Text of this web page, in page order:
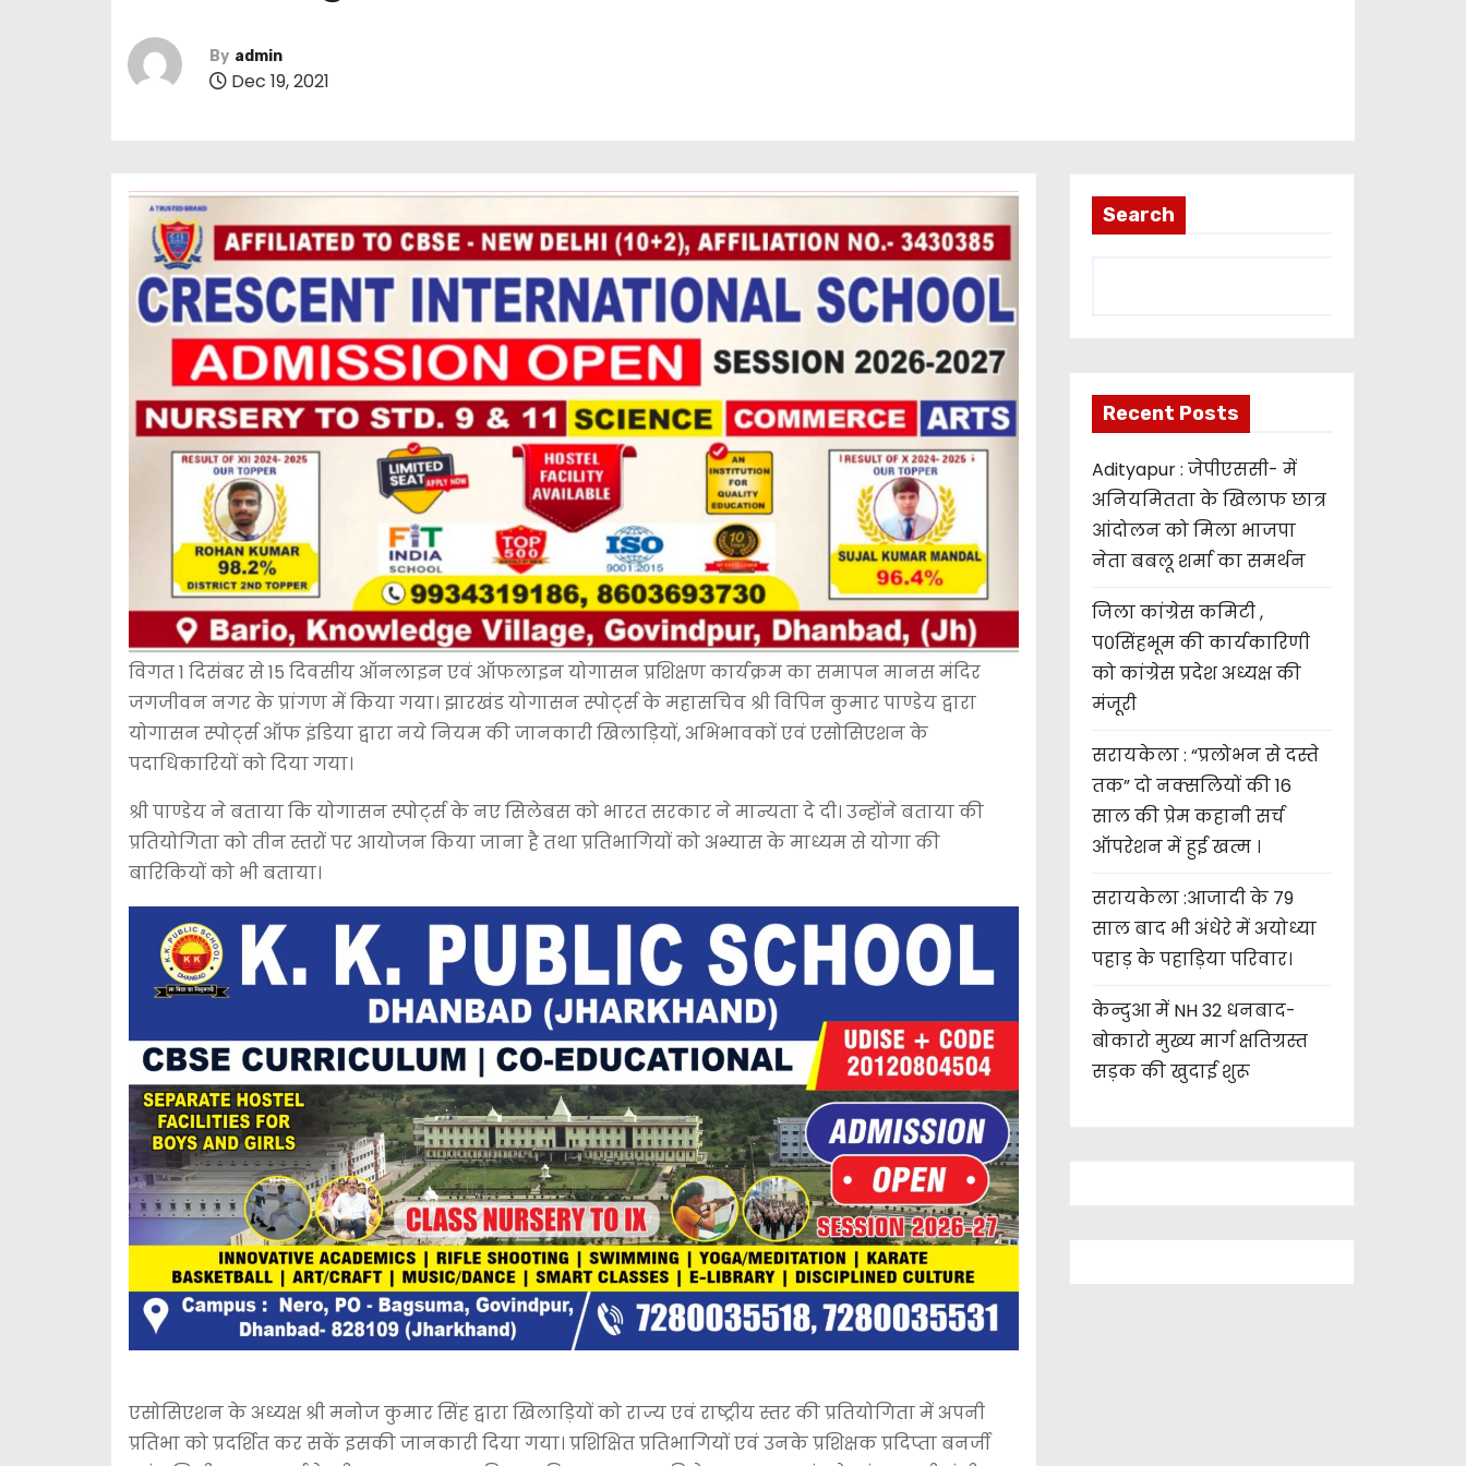
By admin
Dec 19, 2021
विगत 1 दिसंबर से 15 दिवसीय ऑनलाइन एवं ऑफलाइन योगासन प्रशिक्षण कार्यक्रम का समापन मानस मंदिर
जगजीवन नगर के प्रांगण में किया गया। झारखंड योगासन स्पोर्ट्स के महासचिव श्री विपिन कुमार पाण्डेय द्वारा
योगासन स्पोर्ट्स ऑफ इंडिया द्वारा नये नियम की जानकारी खिलाड़ियों, अभिभावकों एवं एसोसिएशन के
पदाधिकारियों को दिया गया।
श्री पाण्डेय ने बताया कि योगासन स्पोर्ट्स के नए सिलेबस को भारत सरकार ने मान्यता दे दी। उन्होंने बताया की
प्रतियोगिता को तीन स्तरों पर आयोजन किया जाना है तथा प्रतिभागियों को अभ्यास के माध्यम से योगा की
बारिकियों को भी बताया।
एसोसिएशन के अध्यक्ष श्री मनोज कुमार सिंह द्वारा खिलाड़ियों को राज्य एवं राष्ट्रीय स्तर की प्रतियोगिता में अपनी
प्रतिभा को प्रदर्शित कर सकें इसकी जानकारी दिया गया। प्रशिक्षित प्रतिभागियों एवं उनके प्रशिक्षक प्रदिप्ता बनर्जी
Search
Recent Posts
Adityapur : जेपीएससी- में
अनियमितता के खिलाफ छात्र
आंदोलन को मिला भाजपा
नेता बबलू शर्मा का समर्थन
जिला कांग्रेस कमिटी ,
प०सिंहभूम की कार्यकारिणी
को कांग्रेस प्रदेश अध्यक्ष की
मंजूरी
सरायकेला : “प्रलोभन से दस्ते
तक” दो नक्सलियों की 16
साल की प्रेम कहानी सर्च
ऑपरेशन में हुई खत्म ।
सरायकेला :आजादी के 79
साल बाद भी अंधेरे में अयोध्या
पहाड़ के पहाड़िया परिवार।
केन्दुआ में NH 32 धनबाद-
बोकारो मुख्य मार्ग क्षतिग्रस्त
सड़क की खुदाई शुरू